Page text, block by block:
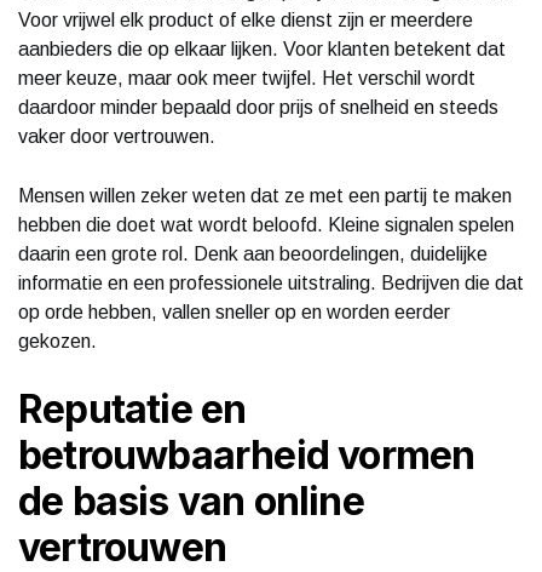
Voor vrijwel elk product of elke dienst zijn er meerdere
aanbieders die op elkaar lijken. Voor klanten betekent dat
meer keuze, maar ook meer twijfel. Het verschil wordt
daardoor minder bepaald door prijs of snelheid en steeds
vaker door vertrouwen.
Mensen willen zeker weten dat ze met een partij te maken
hebben die doet wat wordt beloofd. Kleine signalen spelen
daarin een grote rol. Denk aan beoordelingen, duidelijke
informatie en een professionele uitstraling. Bedrijven die dat
op orde hebben, vallen sneller op en worden eerder
gekozen.
Reputatie en
betrouwbaarheid vormen
de basis van online
vertrouwen